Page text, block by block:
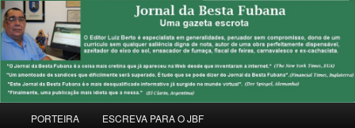
Pular
para
o
conteúdo
principalJORNAL DA BESTA FUBANA
Uma Gazeta Escrota
PORTEIRA ESCREVA PARA O JBF